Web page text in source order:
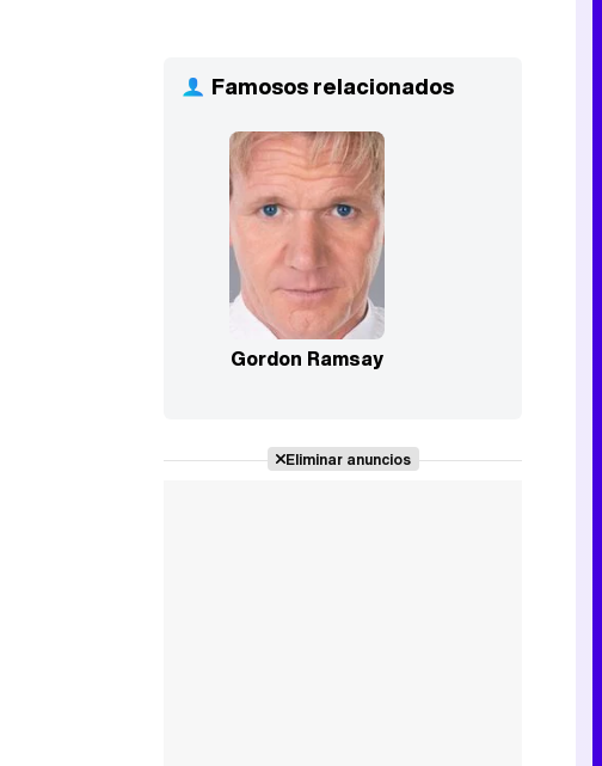
Famosos relacionados
Gordon Ramsay
Eliminar anuncios